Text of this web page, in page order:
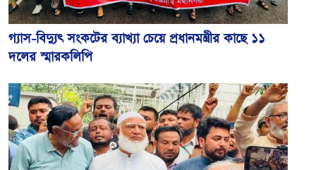
গ্যাস-বিদ্যুৎ সংকটের ব্যাখ্যা চেয়ে প্রধানমন্ত্রীর কাছে ১১
দলের স্মারকলিপি